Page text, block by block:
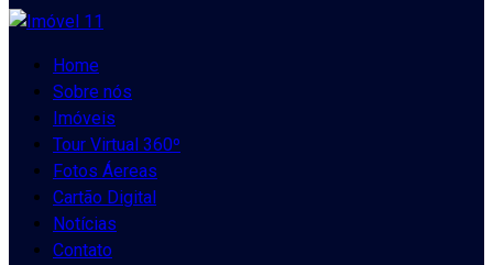
Home
Sobre nós
Imóveis
Tour Virtual 360º
Fotos Áereas
Cartão Digital
Notícias
Contato